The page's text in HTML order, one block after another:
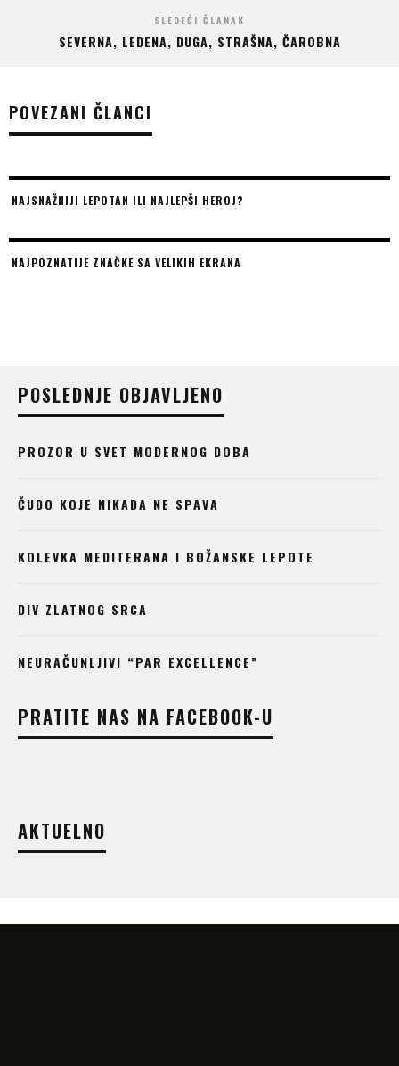
SLEDEĆI ČLANAK
SEVERNA, LEDENA, DUGA, STRAŠNA, ČAROBNA
POVEZANI ČLANCI
NAJSNAŽNIJI LEPOTAN ILI NAJLEPŠI HEROJ?
NAJPOZNATIJE ZNAČKE SA VELIKIH EKRANA
POSLEDNJE OBJAVLJENO
PROZOR U SVET MODERNOG DOBA
ČUDO KOJE NIKADA NE SPAVA
KOLEVKA MEDITERANA I BOŽANSKE LEPOTE
DIV ZLATNOG SRCA
NEURAČUNLJIVI “PAR EXCELLENCE”
PRATITE NAS NA FACEBOOK-U
AKTUELNO